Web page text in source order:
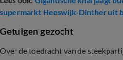
supermarkt Heeswijk-Dinther uit
Getuigen gezocht
Over de toedracht van de